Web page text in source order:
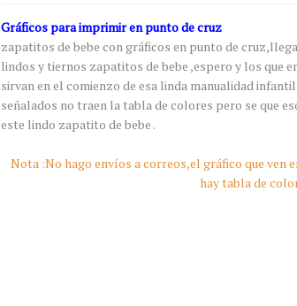
Gráficos para imprimir en punto de cruz
zapatitos de bebe con gráficos en punto de
lindos y tiernos zapatitos de bebe ,espero y los que
sirvan en el comienzo de esa linda manualidad
señalados no traen la tabla de colores pero se que
este lindo zapatito de bebe .
Nota :No hago envíos a correos,el gráfico que ven
hay tabla de